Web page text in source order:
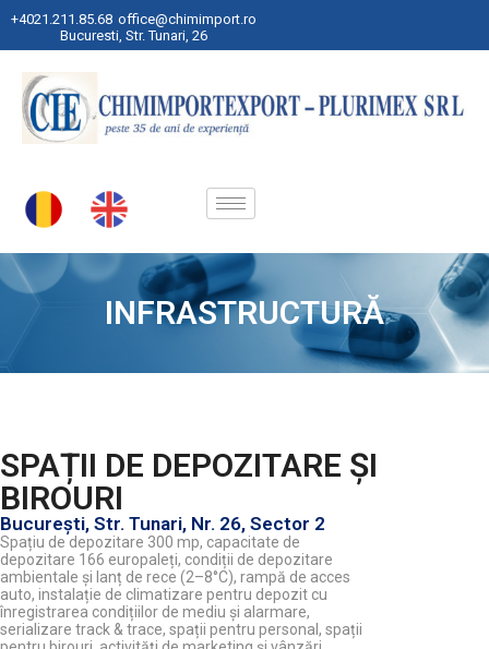
+4021.211.85.68 office@chimimport.ro
Bucuresti, Str. Tunari, 26
INFRASTRUCTURĂ
SPAȚII DE DEPOZITARE ȘI
BIROURI
București, Str. Tunari, Nr. 26, Sector 2
Spațiu de depozitare 300 mp, capacitate de
depozitare 166 europaleți, condiții de depozitare
ambientale și lanț de rece (2–8°C), rampă de acces
auto, instalație de climatizare pentru depozit cu
înregistrarea condițiilor de mediu și alarmare,
serializare track & trace, spații pentru personal, spații